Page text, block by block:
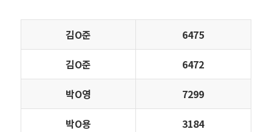
김Ο준 6475
김Ο준 6472
박Ο영 7299
박Ο용 3184